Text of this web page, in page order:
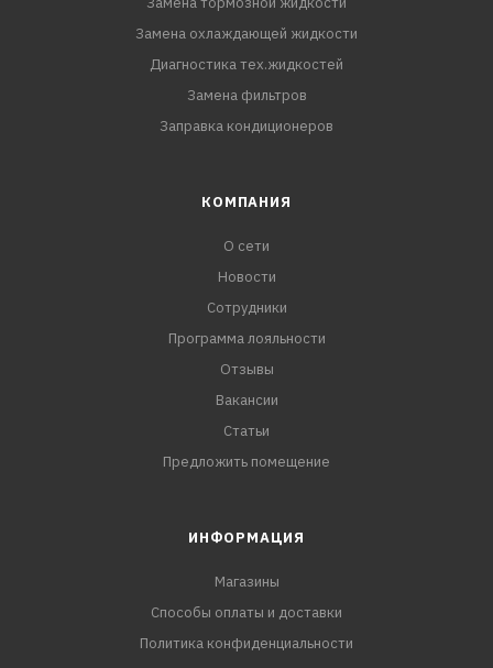
Замена охлаждающей жидкости
Диагностика тех.жидкостей
Замена фильтров
Заправка кондиционеров
КОМПАНИЯ
О сети
Новости
Сотрудники
Программа лояльности
Отзывы
Вакансии
Статьи
Предложить помещение
ИНФОРМАЦИЯ
Магазины
Способы оплаты и доставки
Политика конфиденциальности